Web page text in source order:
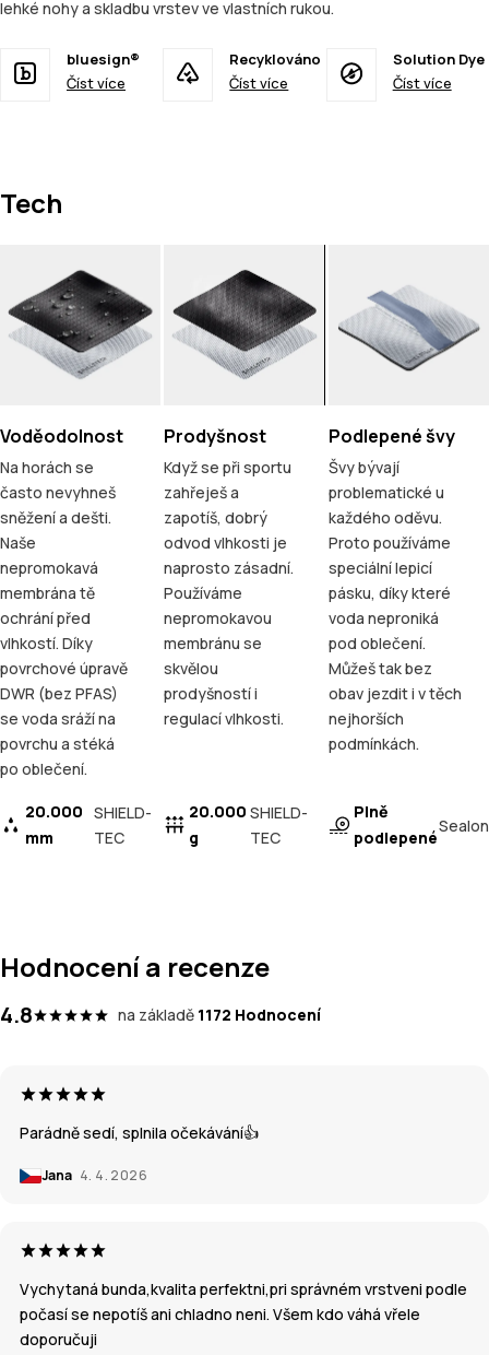
lehké nohy a skladbu vrstev ve vlastních rukou.
bluesign®
Číst více
Recyklováno
Číst více
Solution Dye
Číst více
Tech
Voděodolnost
Na horách se
často nevyhneš
sněžení a dešti.
Naše
nepromokavá
membrána tě
ochrání před
vlhkostí. Díky
povrchové úpravě
DWR (bez PFAS)
se voda sráží na
povrchu a stéká
po oblečení.
20.000
mm
SHIELD-
TEC
Prodyšnost
Když se při sportu
zahřeješ a
zapotíš, dobrý
odvod vlhkosti je
naprosto zásadní.
Používáme
nepromokavou
membránu se
skvělou
prodyšností i
regulací vlhkosti.
20.000
g
SHIELD-
TEC
Podlepené švy
Švy bývají
problematické u
každého oděvu.
Proto používáme
speciální lepicí
pásku, díky které
voda neproniká
pod oblečení.
Můžeš tak bez
obav jezdit i v těch
nejhorších
podmínkách.
Plně
podlepené
Sealon
Hodnocení a recenze
4.8 na základě 1172 Hodnocení
Parádně sedí, splnila očekávání👍
Jana 4. 4. 2026
Vychytaná bunda,kvalita perfektni,pri správném vrstveni podle
počasí se nepotíš ani chladno neni. Všem kdo váhá vřele
doporučuji